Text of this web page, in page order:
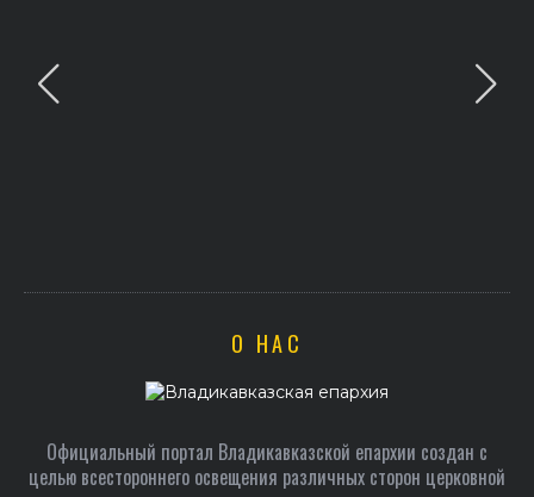
О НАС
Официальный портал Владикавказской епархии создан c
целью всестороннего освещения различных сторон церковной